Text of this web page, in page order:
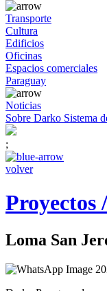
Transporte
Cultura
Edificios
Oficinas
Espacios comerciales
Paraguay
Noticias
Sobre Darko Sistema
;
volver
Proyectos /
Loma San